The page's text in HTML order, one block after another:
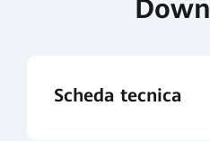
Scheda tecnica